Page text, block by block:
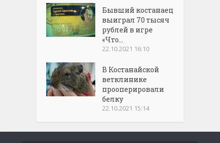
Бывший костанаец
выиграл 70 тысяч
рублей в игре
«Что...
22.10.2021 16:10
В Костанайской
ветклинике
прооперировали
белку
22.10.2021 15:14